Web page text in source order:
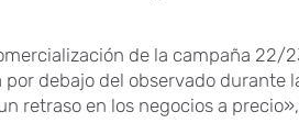
de la campaña 22/
debajo del observado durante
retraso en los negocios a precio»,